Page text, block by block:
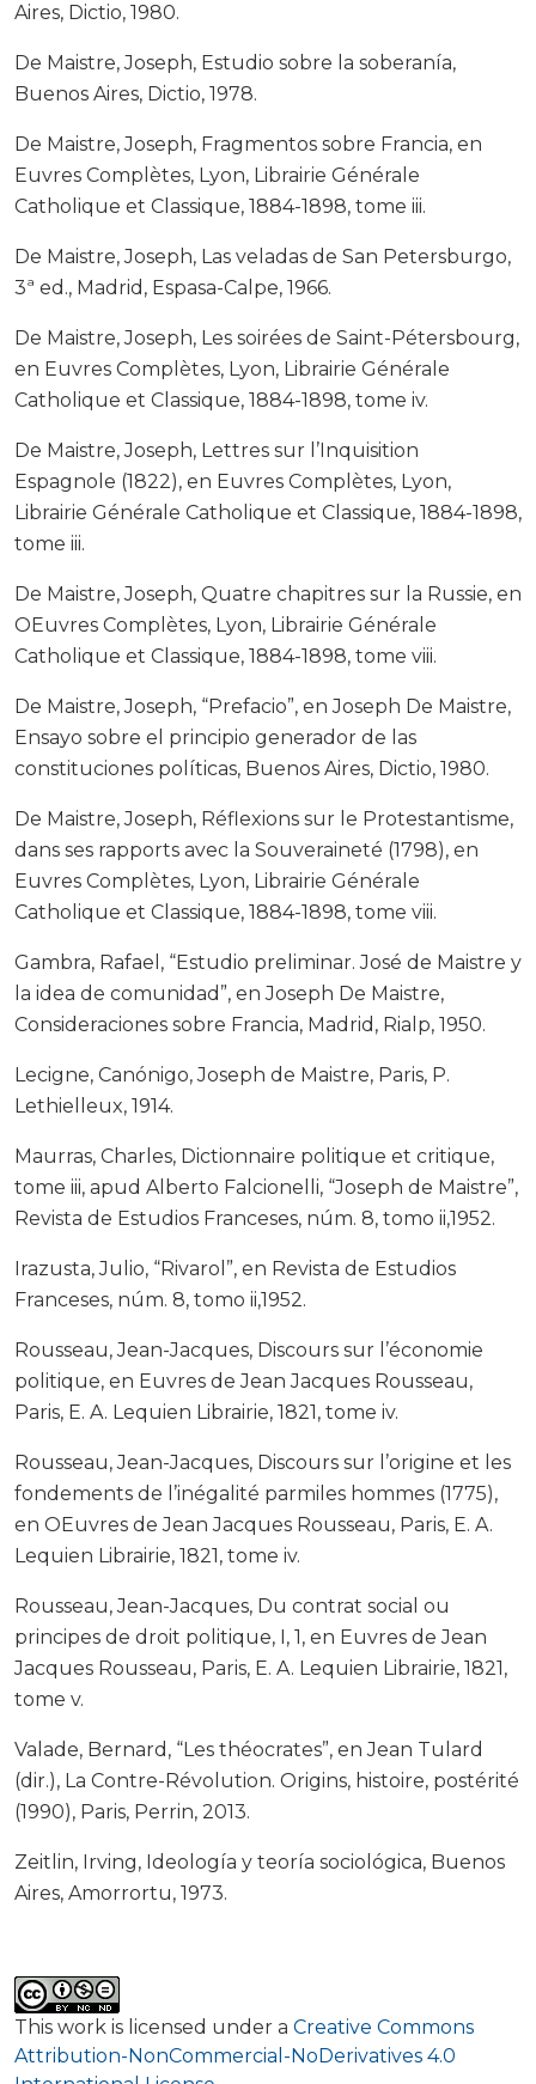
This work is licensed under a Creative Commons
Attribution-NonCommercial-NoDerivatives 4.0
Aires, Dictio, 1980.
De Maistre, Joseph, Estudio sobre la soberanía,
Buenos Aires, Dictio, 1978.
De Maistre, Joseph, Fragmentos sobre Francia, en
Euvres Complètes, Lyon, Librairie Générale
Catholique et Classique, 1884-1898, tome iii.
De Maistre, Joseph, Las veladas de San Petersburgo,
3ª ed., Madrid, Espasa-Calpe, 1966.
De Maistre, Joseph, Les soirées de Saint-Pétersbourg,
en Euvres Complètes, Lyon, Librairie Générale
Catholique et Classique, 1884-1898, tome iv.
De Maistre, Joseph, Lettres sur l’Inquisition
Espagnole (1822), en Euvres Complètes, Lyon,
Librairie Générale Catholique et Classique, 1884-1898,
tome iii.
De Maistre, Joseph, Quatre chapitres sur la Russie, en
OEuvres Complètes, Lyon, Librairie Générale
Catholique et Classique, 1884-1898, tome viii.
De Maistre, Joseph, “Prefacio”, en Joseph De Maistre,
Ensayo sobre el principio generador de las
constituciones políticas, Buenos Aires, Dictio, 1980.
De Maistre, Joseph, Réflexions sur le Protestantisme,
dans ses rapports avec la Souveraineté (1798), en
Euvres Complètes, Lyon, Librairie Générale
Catholique et Classique, 1884-1898, tome viii.
Gambra, Rafael, “Estudio preliminar. José de Maistre y
la idea de comunidad”, en Joseph De Maistre,
Consideraciones sobre Francia, Madrid, Rialp, 1950.
Lecigne, Canónigo, Joseph de Maistre, Paris, P.
Lethielleux, 1914.
Maurras, Charles, Dictionnaire politique et critique,
tome iii, apud Alberto Falcionelli, “Joseph de Maistre”,
Revista de Estudios Franceses, núm. 8, tomo ii,1952.
Irazusta, Julio, “Rivarol”, en Revista de Estudios
Franceses, núm. 8, tomo ii,1952.
Rousseau, Jean-Jacques, Discours sur l’économie
politique, en Euvres de Jean Jacques Rousseau,
Paris, E. A. Lequien Librairie, 1821, tome iv.
Rousseau, Jean-Jacques, Discours sur l’origine et les
fondements de l’inégalité parmiles hommes (1775),
en OEuvres de Jean Jacques Rousseau, Paris, E. A.
Lequien Librairie, 1821, tome iv.
Rousseau, Jean-Jacques, Du contrat social ou
principes de droit politique, I, 1, en Euvres de Jean
Jacques Rousseau, Paris, E. A. Lequien Librairie, 1821,
tome v.
Valade, Bernard, “Les théocrates”, en Jean Tulard
(dir.), La Contre-Révolution. Origins, histoire, postérité
(1990), Paris, Perrin, 2013.
Zeitlin, Irving, Ideología y teoría sociológica, Buenos
Aires, Amorrortu, 1973.